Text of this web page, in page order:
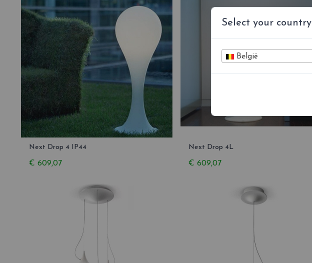
Select your country
België
Next Drop 4 IP44
€ 609,07
Next Drop 4L
€ 609,07